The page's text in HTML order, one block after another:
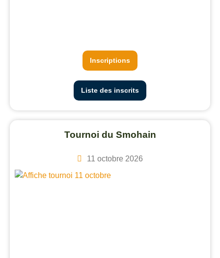
Inscriptions
Liste des inscrits
Tournoi du Smohain
11 octobre 2026